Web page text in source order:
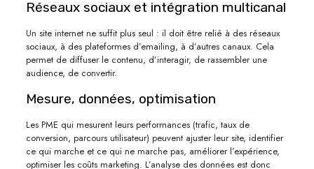
Réseaux sociaux et intégration multicanal
Un site internet ne suffit plus seul : il doit être relié à des réseaux
sociaux, à des plateformes d’emailing, à d’autres canaux. Cela
permet de diffuser le contenu, d’interagir, de rassembler une
audience, de convertir.
Mesure, données, optimisation
Les PME qui mesurent leurs performances (trafic, taux de
conversion, parcours utilisateur) peuvent ajuster leur site, identifier
ce qui marche et ce qui ne marche pas, améliorer l’expérience,
optimiser les coûts marketing. L’analyse des données est donc